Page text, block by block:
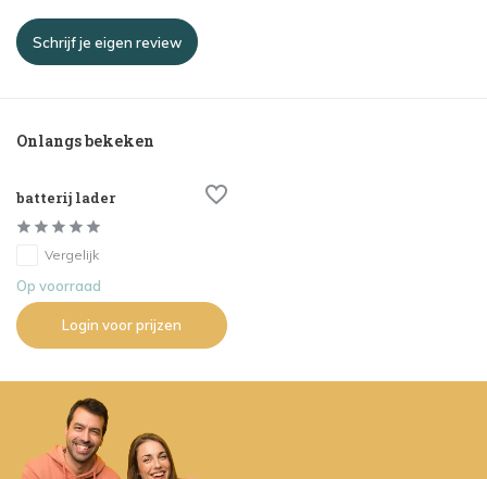
Schrijf je eigen review
Onlangs bekeken
batterij lader
Vergelijk
Op voorraad
Login voor prijzen